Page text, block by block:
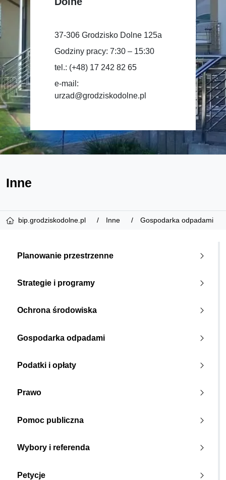
37-306 Grodzisko Dolne 125a
Godziny pracy: 7:30 – 15:30
tel.: (+48) 17 242 82 65
e-mail:
urzad@grodziskodolne.pl
Inne
bip.grodziskodolne.pl Inne Gospodarka odpadami
Planowanie przestrzenne
Strategie i programy
Ochrona środowiska
Gospodarka odpadami
Podatki i opłaty
Prawo
Pomoc publiczna
Wybory i referenda
Petycje